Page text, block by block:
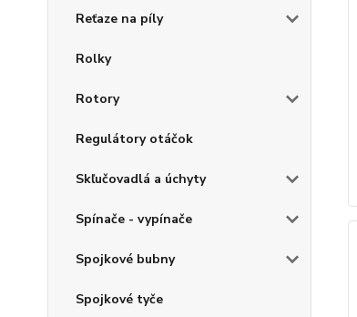
Reťaze na píly
Rolky
Rotory
Regulátory otáčok
Skľučovadlá a úchyty
Spínače - vypínače
Spojkové bubny
Spojkové tyče